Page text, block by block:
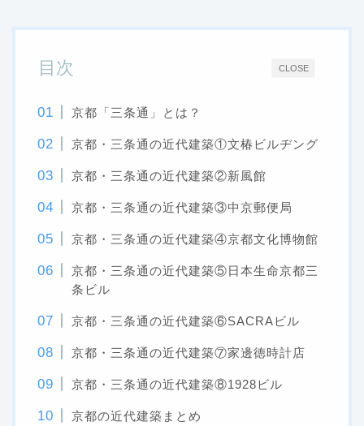
CLOSE
目次
京都「三条通」とは？
京都・三条通の近代建築①文椿ビルヂング
京都・三条通の近代建築②新風館
京都・三条通の近代建築③中京郵便局
京都・三条通の近代建築④京都文化博物館
京都・三条通の近代建築⑤日本生命京都三
条ビル
京都・三条通の近代建築⑥SACRAビル
京都・三条通の近代建築⑦家邊徳時計店
京都・三条通の近代建築⑧1928ビル
京都の近代建築まとめ